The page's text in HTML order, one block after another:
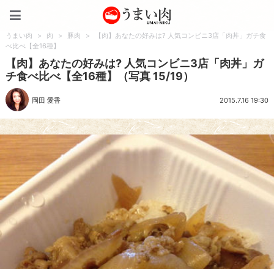
うまい肉 > 肉 > 豚肉 >
【肉】あなたの好みは? 人気コンビニ3店「肉丼」ガチ食
べ比べ【全16種】
【肉】あなたの好みは? 人気コンビニ3店「肉丼」ガ
チ食べ比べ【全16種】（写真 15/19）
岡田 愛香 2015.7.16 19:30